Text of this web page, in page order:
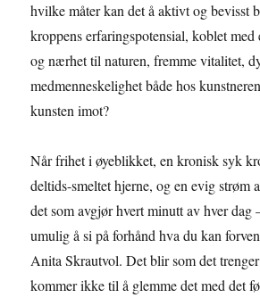
hvilke måter kan det å aktivt og bevisst
kroppens erfaringspotensial, koblet
og nærhet til naturen, fremme vitalitet,
medmenneskelighet både hos
kunsten imot?
Når frihet i øyeblikket, en kronisk syk
deltids-smeltet hjerne, og en evig strøm
det som avgjør hvert minutt av hver dag
umulig å si på forhånd hva du kan
Anita Skrautvol. Det blir som det
kommer ikke til å glemme det med det